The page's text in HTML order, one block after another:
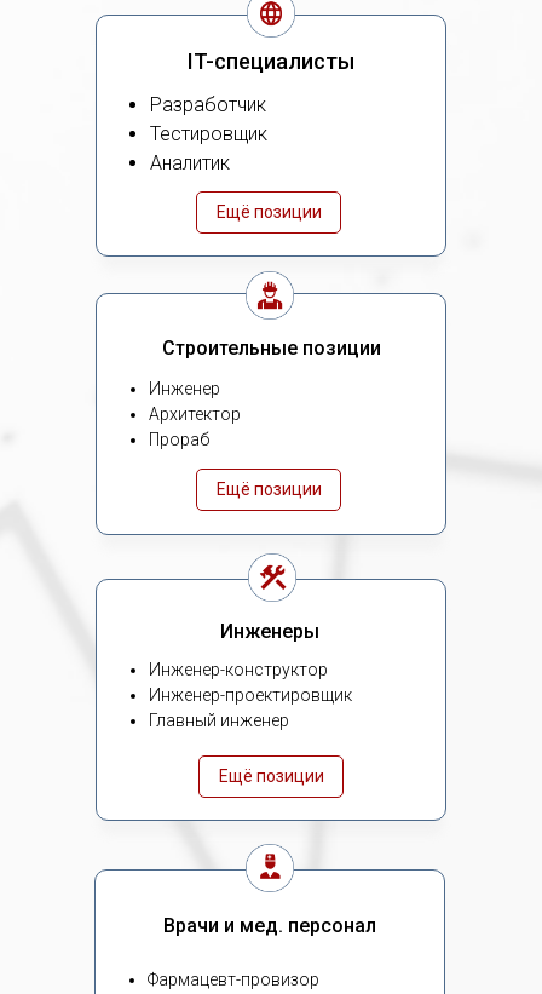
IT-специалисты
Разработчик
Тестировщик
Аналитик
Ещё позиции
Строительные позиции
Инженер
Архитектор
Прораб
Ещё позиции
Инженеры
Инженер-конструктор
Инженер-проектировщик
Главный инженер
Ещё позиции
Врачи и мед. персонал
Фармацевт-провизор